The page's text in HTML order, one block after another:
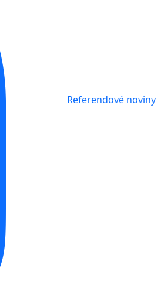
Referendové noviny